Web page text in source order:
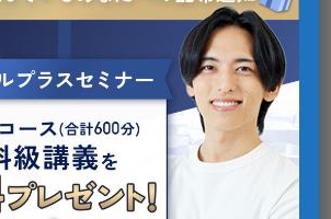
を解説していくよ！
ルエンサーがプレゼント企
おすすめフィールドへの表